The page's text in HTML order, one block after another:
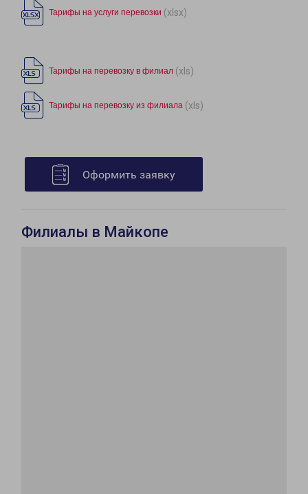
Тарифы на услуги перевозки (xlsx)
Тарифы на перевозку в филиал (xls)
Тарифы на перевозку из филиала (xls)
Оформить заявку
Филиалы в Майкопе